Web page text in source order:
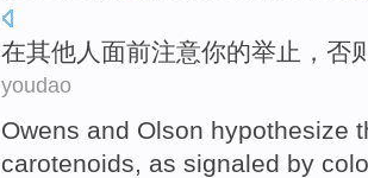
在其他人 面前注意你的举止 ， 否
youdao
Owens and Olson hypothesize
carotenoids, as signaled by